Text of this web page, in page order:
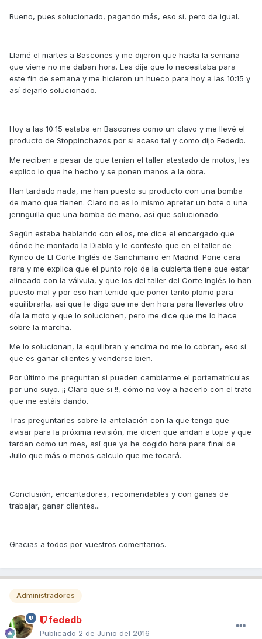
Bueno, pues solucionado, pagando más, eso si, pero da igual.
Llamé el martes a Bascones y me dijeron que hasta la semana
que viene no me daban hora. Les dije que lo necesitaba para
este fin de semana y me hicieron un hueco para hoy a las 10:15 y
así dejarlo solucionado.
Hoy a las 10:15 estaba en Bascones como un clavo y me llevé el
producto de Stoppinchazos por si acaso tal y como dijo Fededb.
Me reciben a pesar de que tenían el taller atestado de motos, les
explico lo que he hecho y se ponen manos a la obra.
Han tardado nada, me han puesto su producto con una bomba
de mano que tienen. Claro no es lo mismo apretar un bote o una
jeringuilla que una bomba de mano, así que solucionado.
Según estaba hablando con ellos, me dice el encargado que
dónde he montado la Diablo y le contesto que en el taller de
Kymco de El Corte Inglés de Sanchinarro en Madrid. Pone cara
rara y me explica que el punto rojo de la cubierta tiene que estar
alineado con la válvula, y que los del taller del Corte Inglés lo han
puesto mal y por eso han tenido que poner tanto plomo para
equilibrarla, así que le digo que me den hora para llevarles otro
día la moto y que lo solucionen, pero me dice que me lo hace
sobre la marcha.
Me lo solucionan, la equilibran y encima no me lo cobran, eso si
que es ganar clientes y venderse bien.
Por último me preguntan si pueden cambiarme el portamatrículas
por uno suyo. ¡¡ Claro que si !!, cómo no voy a hacerlo con el trato
que me estáis dando.
Tras preguntarles sobre la antelación con la que tengo que
avisar para la próxima revisión, me dicen que andan a tope y que
tardan como un mes, así que ya he cogido hora para final de
Julio que más o menos calculo que me tocará.
Conclusión, encantadores, recomendables y con ganas de
trabajar, ganar clientes...
Gracias a todos por vuestros comentarios.
Administradores
fededb
Publicado 2 de Junio del 2016